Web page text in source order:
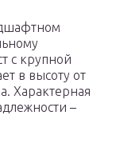
с крупной
в высоту от
Характерная
–